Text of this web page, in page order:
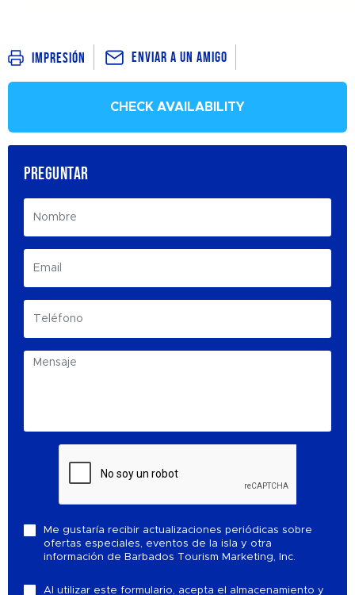
Impresión Enviar a un amigo
CHECK AVAILABILITY
PREGUNTAR
Me gustaría recibir actualizaciones periódicas sobre
ofertas especiales, eventos de la isla y otra
información de Barbados Tourism Marketing, Inc.
Al utilizar este formulario, acepta el almacenamiento y